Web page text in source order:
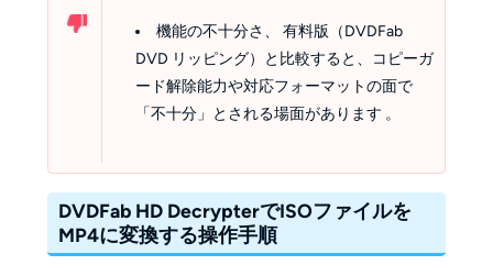
機能の不十分さ、 有料版（DVDFab
DVD リッピング）と比較すると、コピーガ
ード解除能力や対応フォーマットの面で
「不十分」とされる場面があります 。
DVDFab HD DecrypterでISOファイルを
MP4に変換する操作手順